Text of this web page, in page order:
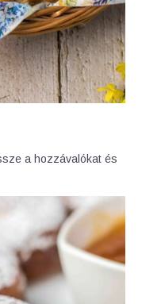
a hozzávalókat és